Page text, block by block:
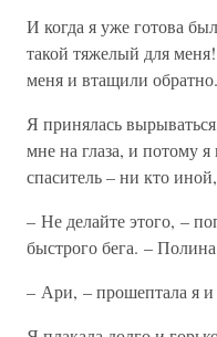
И когда я уже готова
такой тяжелый для
меня и втащили обратно.
Я принялась
мне на глаза, и потому
спаситель – ни кто
– Не делайте этого, –
быстрого бега. –
– Ари, – прошептала я и